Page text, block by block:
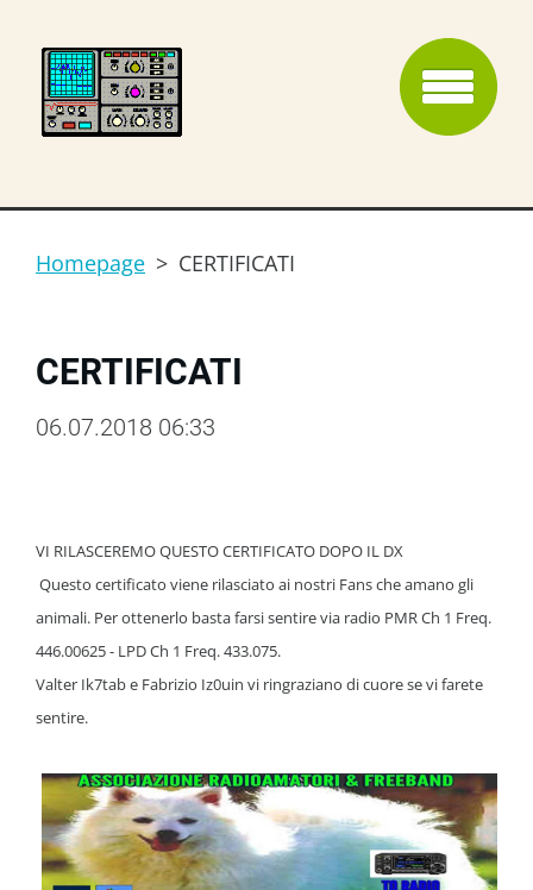
Homepage > CERTIFICATI
CERTIFICATI
06.07.2018 06:33
VI RILASCEREMO QUESTO CERTIFICATO DOPO IL DX
Questo certificato viene rilasciato ai nostri Fans che amano gli
animali. Per ottenerlo basta farsi sentire via radio PMR Ch 1 Freq.
446.00625 - LPD Ch 1 Freq. 433.075.
Valter Ik7tab e Fabrizio Iz0uin vi ringraziano di cuore se vi farete
sentire.